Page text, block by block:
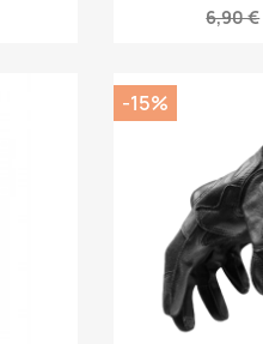
6,90 €
-15%